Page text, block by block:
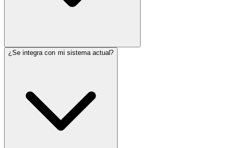
¿Se integra con mi sistema actual?